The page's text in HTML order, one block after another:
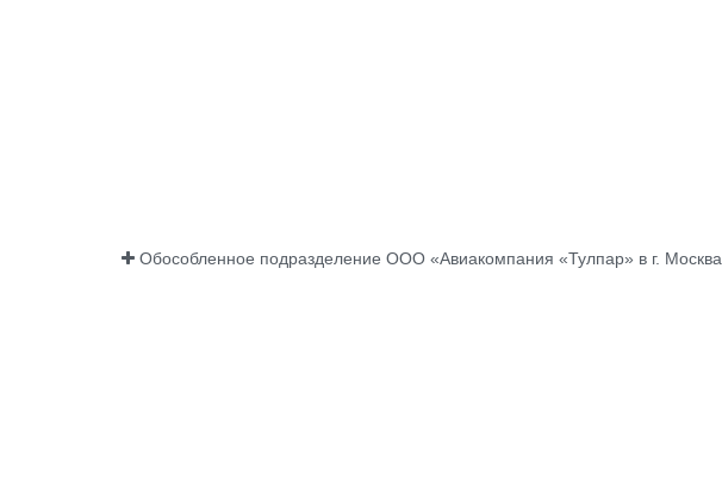
Обособленное подразделение ООО «Авиакомпания «Тулпар» в г. Москва